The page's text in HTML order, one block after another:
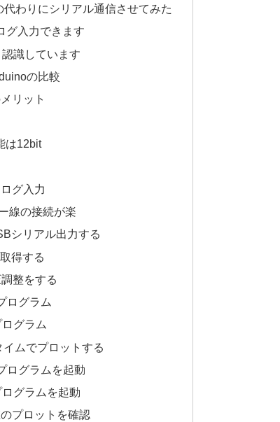
わりにシリアル通信させてみた
グ入力できます
識しています
の比較
リット
は12bit
グ入力
線の接続が楽
シリアル出力する
得する
整をする
ログラム
グラム
ムでプロットする
ログラムを起動
グラムを起動
プロットを確認